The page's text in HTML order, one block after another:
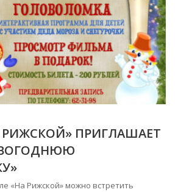
ПРИГЛАШАЕТ
«На Рижской» можно встретить